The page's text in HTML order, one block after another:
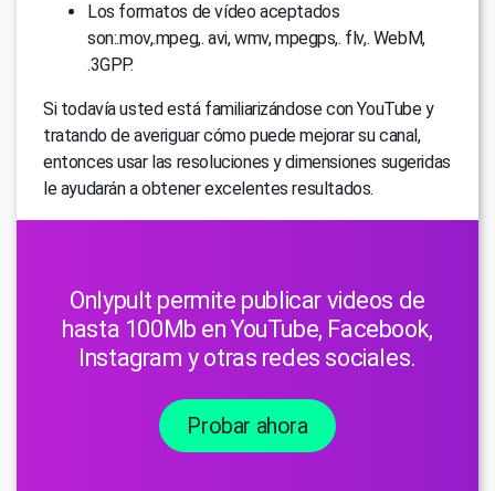
Los formatos de vídeo aceptados
son:.mov,.mpeg,. avi, wmv, mpegps,. flv,. WebM,
.3GPP.
Si todavía usted está familiarizándose con YouTube y
tratando de averiguar cómo puede mejorar su canal,
entonces usar las resoluciones y dimensiones sugeridas
le ayudarán a obtener excelentes resultados.
Onlypult permite publicar videos de
hasta 100Mb en YouTube, Facebook,
Instagram y otras redes sociales.
Probar ahora